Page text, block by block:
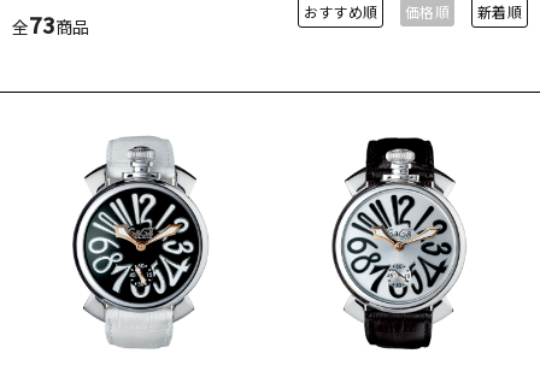
全73商品
おすすめ順 価格順 新着順